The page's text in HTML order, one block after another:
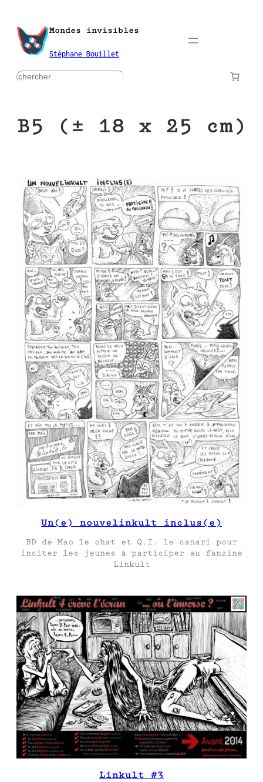
contenu
Mondes invisibles
Stéphane Bouillet
rechercher
B5 (± 18 x 25 cm)
Un(e) nouvelinkult inclus(e)
BD de Mao le chat et Q.I. le canari pour
inciter les jeunes à participer au fanzine
Linkult
Linkult #3